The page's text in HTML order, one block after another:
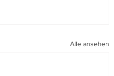
Alle ansehen